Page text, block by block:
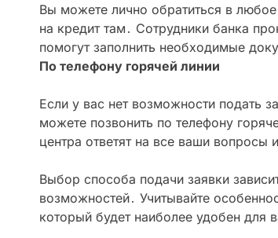
Вы можете лично обратиться в
на кредит там․ Сотрудники банка
помогут заполнить необходимые
По телефону горячей линии
Если у вас нет возможности подать
можете позвонить по телефону
центра ответят на все ваши вопросы
Выбор способа подачи заявки
возможностей․ Учитывайте
который будет наиболее удобен для